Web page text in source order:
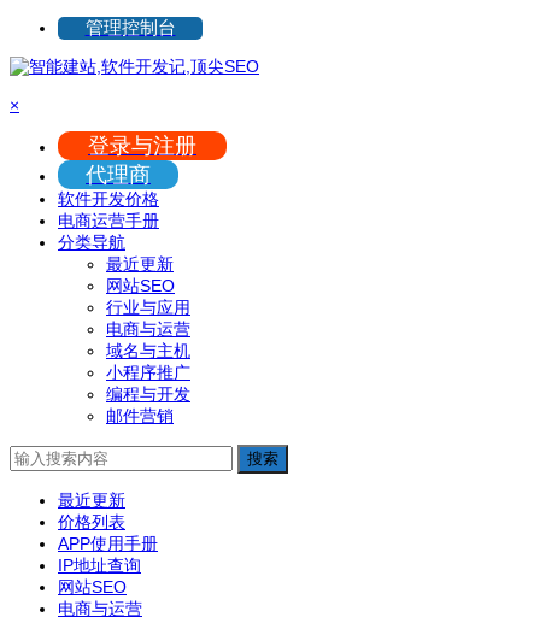
管理控制台
×
登录与注册
代理商
软件开发价格
电商运营手册
分类导航
最近更新
网站SEO
行业与应用
电商与运营
域名与主机
小程序推广
编程与开发
邮件营销
搜索
最近更新
价格列表
APP使用手册
IP地址查询
网站SEO
电商与运营